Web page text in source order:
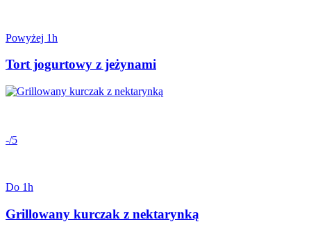
Powyżej 1h
Tort jogurtowy z jeżynami
-/5
Do 1h
Grillowany kurczak z nektarynką